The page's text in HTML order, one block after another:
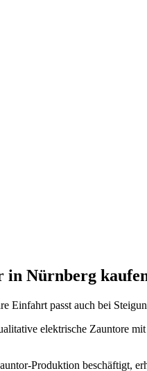
in Nürnberg
Einfahrt passt auch bei
elektrische Zauntore
Produktion beschäftigt,